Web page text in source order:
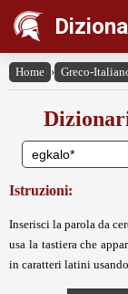
Home › Greco-
Istruzioni:
Inserisci la parola da
usa la tastiera che
in caratteri latini